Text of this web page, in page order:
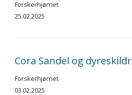
Forskerhjørnet
25.02.2025
Cora Sandel og
Forskerhjørnet
03.02.2025